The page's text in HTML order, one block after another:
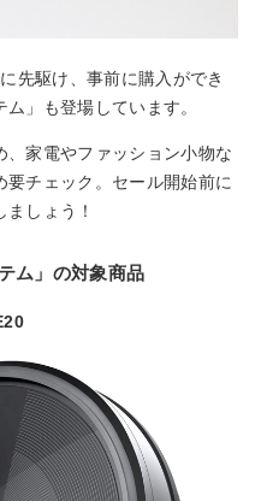
先駆け、事前に購入ができ
」も登場しています。
家電やファッション小物な
要チェック。セール開始前に
しょう！
ム」の対象商品